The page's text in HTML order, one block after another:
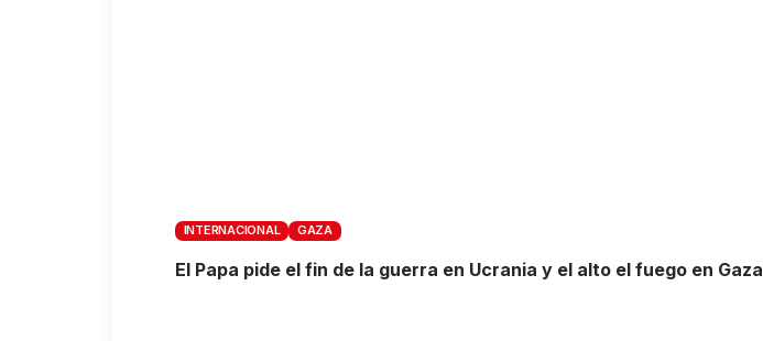
INTERNACIONAL GAZA
El Papa pide el fin de la guerra en Ucrania y el alto el fuego en Gaza